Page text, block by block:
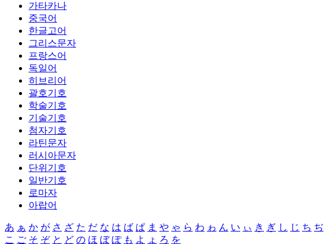
가타카나
중국어
한글고어
그리스문자
프랑스어
독일어
히브리어
괄호기호
학술기호
기술기호
첨자기호
라틴문자
러시아문자
단위기호
일반기호
로마자
아랍어
あ ぁ か が さ ざ た だ な は ば ぱ ま や ゃ ら わ ゎ ん い ぃ き ぎ し じ ち ぢ
こ ご そ ぞ と ど の ほ ぼ ぽ も よ ょ ろ を